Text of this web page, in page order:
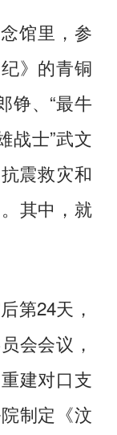
馆里，参
》的青铜
铮、“最牛
战士”武文
震救灾和
其中，就
第24天，
会会议，
建对口支
制定《汶